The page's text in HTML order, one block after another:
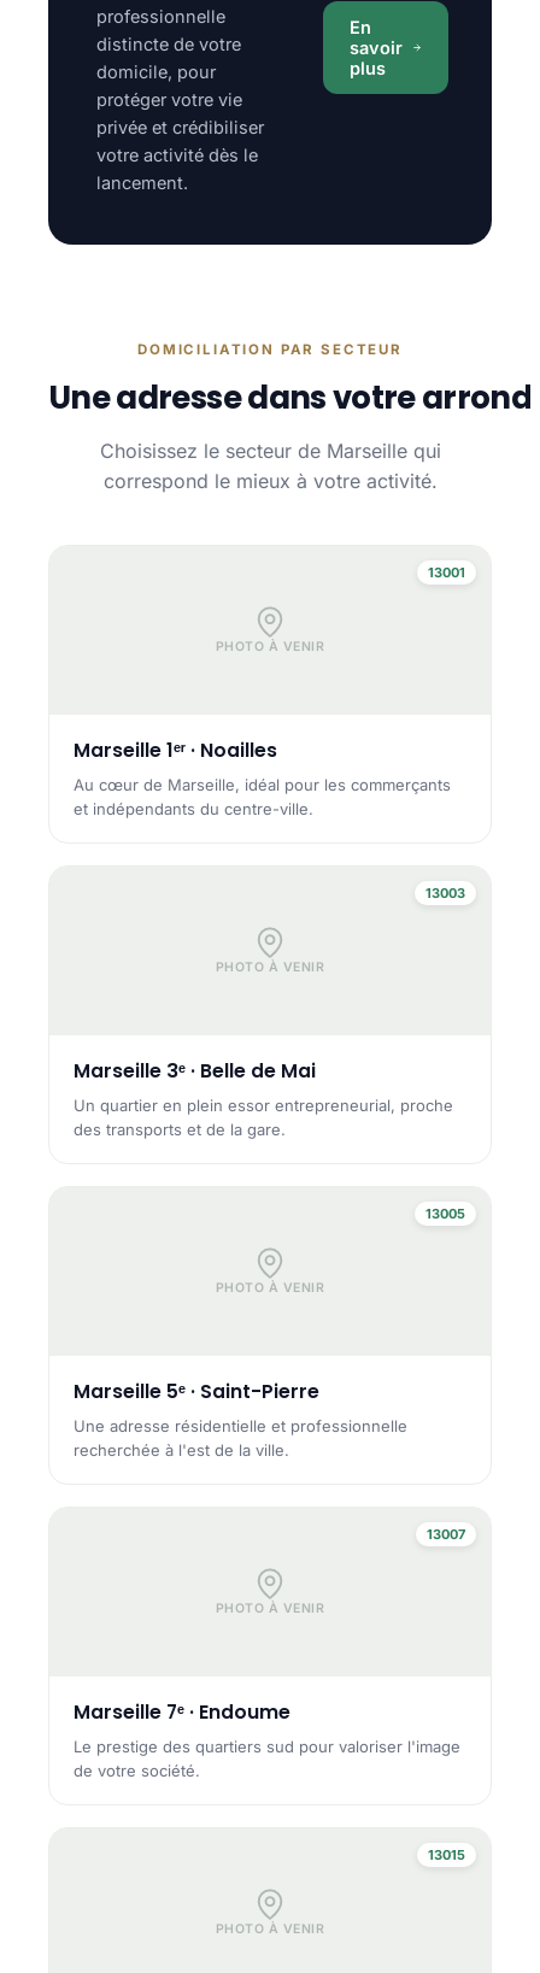
professionnelle
distincte de votre
domicile, pour
protéger votre vie
privée et crédibiliser
votre activité dès le
lancement.
En
savoir
plus
DOMICILIATION PAR SECTEUR
Une adresse dans votre
Choisissez le secteur de Marseille qui
correspond le mieux à votre activité.
PHOTO À VENIR
13001
Marseille 1ᵉʳ · Noailles
Au cœur de Marseille, idéal pour les commerçants
et indépendants du centre-ville.
PHOTO À VENIR
13003
Marseille 3ᵉ · Belle de Mai
Un quartier en plein essor entrepreneurial, proche
des transports et de la gare.
PHOTO À VENIR
13005
Marseille 5ᵉ · Saint-Pierre
Une adresse résidentielle et professionnelle
recherchée à l'est de la ville.
PHOTO À VENIR
13007
Marseille 7ᵉ · Endoume
Le prestige des quartiers sud pour valoriser l'image
de votre société.
PHOTO À VENIR
13015